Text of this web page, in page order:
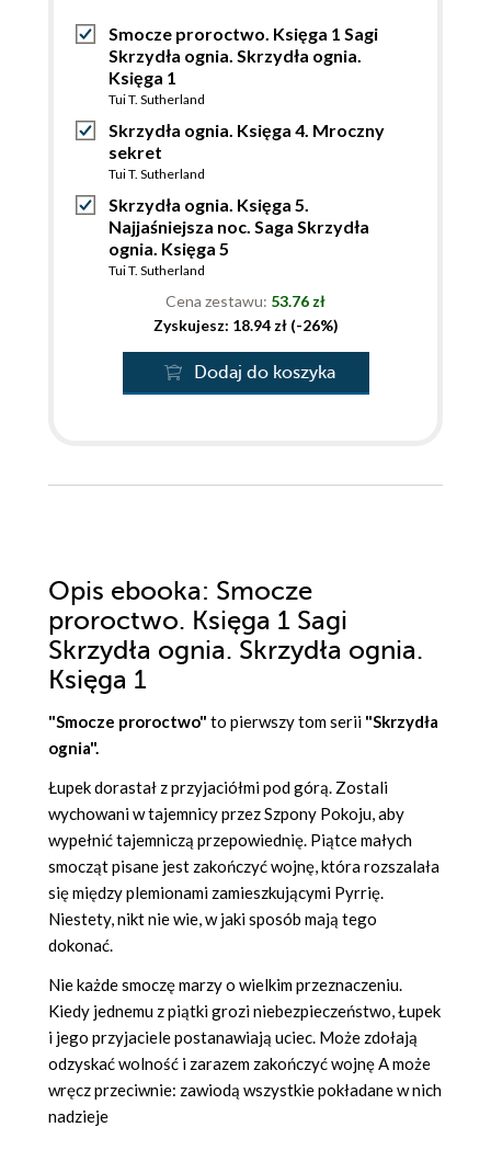
Smocze proroctwo. Księga 1 Sagi
Skrzydła ognia. Skrzydła ognia.
Księga 1
Tui T. Sutherland
Skrzydła ognia. Księga 4. Mroczny
sekret
Tui T. Sutherland
Skrzydła ognia. Księga 5.
Najjaśniejsza noc. Saga Skrzydła
ognia. Księga 5
Tui T. Sutherland
Cena zestawu: 53.76 zł
Zyskujesz: 18.94 zł (-26%)
Dodaj do koszyka
Opis ebooka: Smocze
proroctwo. Księga 1 Sagi
Skrzydła ognia. Skrzydła ognia.
Księga 1
"Smocze proroctwo" to pierwszy tom serii "Skrzydła
ognia".
Łupek dorastał z przyjaciółmi pod górą. Zostali
wychowani w tajemnicy przez Szpony Pokoju, aby
wypełnić tajemniczą przepowiednię. Piątce małych
smocząt pisane jest zakończyć wojnę, która rozszalała
się między plemionami zamieszkującymi Pyrrię.
Niestety, nikt nie wie, w jaki sposób mają tego
dokonać.
Nie każde smoczę marzy o wielkim przeznaczeniu.
Kiedy jednemu z piątki grozi niebezpieczeństwo, Łupek
i jego przyjaciele postanawiają uciec. Może zdołają
odzyskać wolność i zarazem zakończyć wojnę A może
wręcz przeciwnie: zawiodą wszystkie pokładane w nich
nadzieje